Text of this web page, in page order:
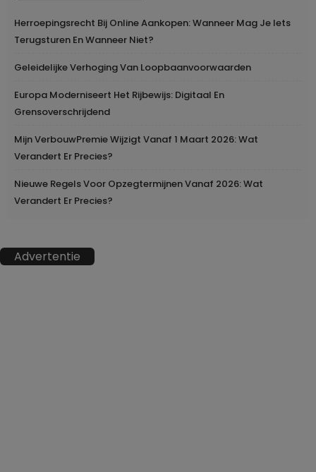
Herroepingsrecht Bij Online Aankopen: Wanneer Mag Je Iets
Terugsturen En Wanneer Niet?
Geleidelijke Verhoging Van Loopbaanvoorwaarden
Europa Moderniseert Het Rijbewijs: Digitaal En
Grensoverschrijdend
Mijn VerbouwPremie Wijzigt Vanaf 1 Maart 2026: Wat
Verandert Er Precies?
Nieuwe Regels Voor Opzegtermijnen Vanaf 2026: Wat
Verandert Er Precies?
Advertentie